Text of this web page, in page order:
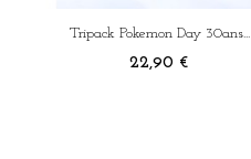
Tripack Pokemon Day 30ans...
Prix
22,90 €